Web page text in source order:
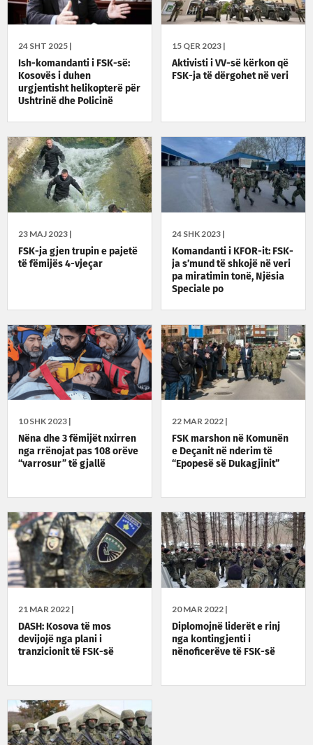
24 SHT 2025 |
Ish-komandanti i FSK-së:
Kosovës i duhen
urgjentisht helikopterë për
Ushtrinë dhe Policinë
15 QER 2023 |
Aktivisti i VV-së kërkon që
FSK-ja të dërgohet në veri
23 MAJ 2023 |
FSK-ja gjen trupin e pajetë
të fëmijës 4-vjeçar
24 SHK 2023 |
Komandanti i KFOR-it: FSK-
ja s’mund të shkojë në veri
pa miratimin tonë, Njësia
Speciale po
10 SHK 2023 |
Nëna dhe 3 fëmijët nxirren
nga rrënojat pas 108 orëve
“varrosur” të gjallë
22 MAR 2022 |
FSK marshon në Komunën
e Deçanit në nderim të
“Epopesë së Dukagjinit”
21 MAR 2022 |
DASH: Kosova të mos
devijojë nga plani i
tranzicionit të FSK-së
20 MAR 2022 |
Diplomojnë liderët e rinj
nga kontingjenti i
nënoficerëve të FSK-së